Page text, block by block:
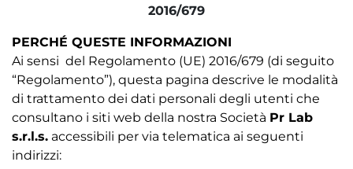
2016/679
PERCHÉ QUESTE INFORMAZIONI
Ai sensi del Regolamento (UE) 2016/679 (di seguito
“Regolamento”), questa pagina descrive le modalità
di trattamento dei dati personali degli utenti che
consultano i siti web della nostra Società Pr Lab
s.r.l.s. accessibili per via telematica ai seguenti
indirizzi: